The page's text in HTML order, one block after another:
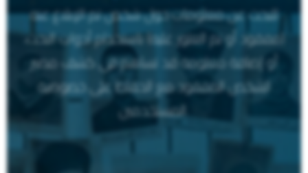
للبحث عن معلومات حول شخص تم الإبلاغ عنه
(مفقود أو تم العثور عليه) باستخدام أدوات البحث،
أو إضافة معلومة قد تساهم في كشف مصير
الشخص المفقود مع الحفاظ على خصوصية
المستخدمين.